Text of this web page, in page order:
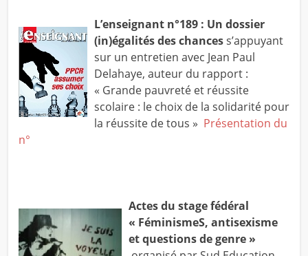
L’enseignant n°189 : Un dossier
(in)égalités des chancess’appuyant
sur un entretien avec Jean Paul
Delahaye, auteur du rapport :
« Grande pauvreté et réussite
scolaire : le choix de la solidarité pour
la réussite de tous » Présentation du
n°
Actes du stage fédéral
« FéminismeS, antisexisme
et questions de genre »